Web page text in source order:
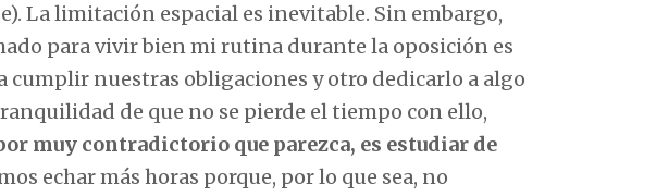
La limitación espacial es inevitable. Sin embargo,
para vivir bien mi rutina durante la oposición es
cumplir nuestras obligaciones y otro dedicarlo a algo
de que no se pierde el tiempo con ello,
muy contradictorio que parezca, es estudiar de
echar más horas porque, por lo que sea, no